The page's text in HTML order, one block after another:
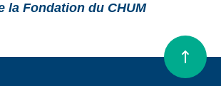
la Fondation du CHUM